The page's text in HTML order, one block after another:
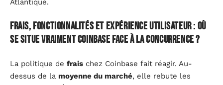
Atlantique.
Frais, fonctionnalités et expérience utilisateur : où
se situe vraiment Coinbase face à la concurrence ?
La politique de frais chez Coinbase fait réagir. Au-
dessus de la moyenne du marché, elle rebute les